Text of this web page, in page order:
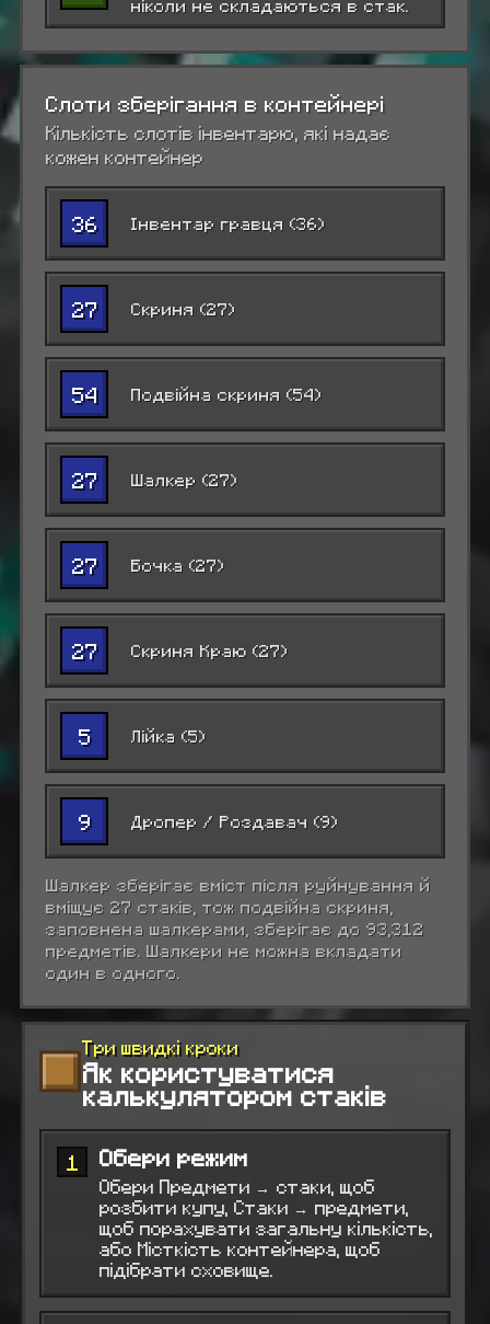
ніколи не складаються в стак.
Слоти зберігання в контейнері
Кількість слотів інвентарю, які надає
кожен контейнер
36 Інвентар гравця (36)
27 Скриня (27)
54 Подвійна скриня (54)
27 Шалкер (27)
27 Бочка (27)
27 Скриня Краю (27)
5 Лійка (5)
9 Дропер / Роздавач (9)
Шалкер зберігає вміст після руйнування й
вміщує 27 стаків, тож подвійна скриня,
заповнена шалкерами, зберігає до 93,312
предметів. Шалкери не можна вкладати
один в одного.
Три швидкі кроки
Як користуватися
калькулятором стаків
1 Обери режим
Обери Предмети → стаки, щоб
розбити купу, Стаки → предмети,
щоб порахувати загальну кількість,
або Місткість контейнера, щоб
підібрати сховище.